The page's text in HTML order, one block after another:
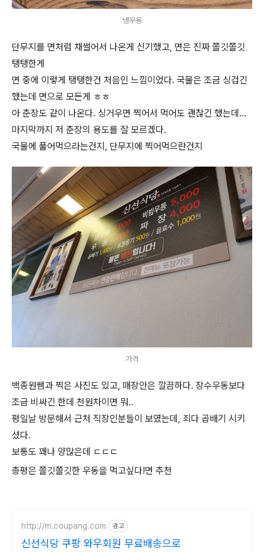
냉우동
단무지를 면처럼 채썰어서 나온게 신기했고, 면은 진짜 쫄깃쫄깃
탱탱한게
면 중에 이렇게 탱탱한건 처음인 느낌이었다. 국물은 조금 싱겁긴
했는데 면으로 모든게 ㅎㅎ
아 춘장도 같이 나온다. 싱거우면 찍어서 먹어도 괜찮긴 했는데...
마지막까지 저 춘장의 용도를 잘 모르겠다.
국물에 풀어먹으라는건지, 단무지에 찍어먹으란건지
가격
백종원쌤과 찍은 사진도 있고, 매장안은 깔끔하다. 장수우동보다
조금 비싸긴 한데 천원차이면 뭐..
평일날 방문해서 근처 직장인분들이 보였는데, 죄다 곱배기 시키
셨다.
보통도 꽤나 양많은데 ㄷㄷㄷ
총평은 쫄깃쫄깃한 우동을 먹고싶다!면 추천
http://m.coupang.com 광고
신선식당 쿠팡 와우회원 무료배송으로